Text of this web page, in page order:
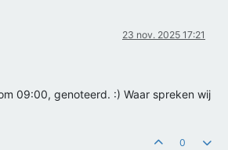
23 nov. 2025 17:21
09:00, genoteerd. :) Waar spreken wij
0